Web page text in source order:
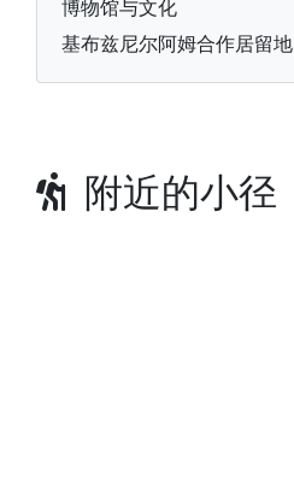
博物馆与文化
基布兹尼尔阿姆合作居留地
附近的小径